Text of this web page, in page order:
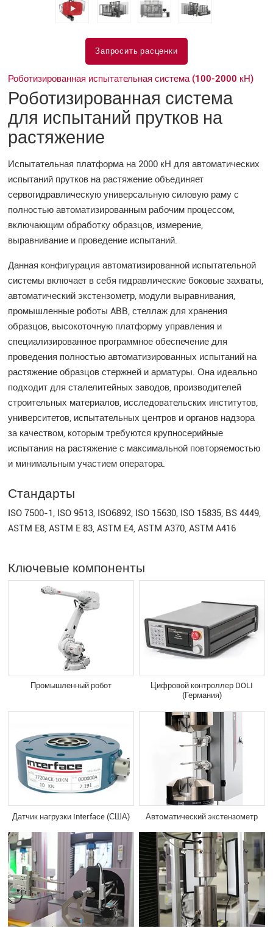
Запросить расценки
Роботизированная испытательная система (100-2000 кН)
Роботизированная система
для испытаний прутков на
растяжение
Испытательная платформа на 2000 кН для автоматических
испытаний прутков на растяжение объединяет
сервогидравлическую универсальную силовую раму с
полностью автоматизированным рабочим процессом,
включающим обработку образцов, измерение,
выравнивание и проведение испытаний.
Данная конфигурация автоматизированной испытательной
системы включает в себя гидравлические боковые захваты,
автоматический экстензометр, модули выравнивания,
промышленные роботы ABB, стеллаж для хранения
образцов, высокоточную платформу управления и
специализированное программное обеспечение для
проведения полностью автоматизированных испытаний на
растяжение образцов стержней и арматуры. Она идеально
подходит для сталелитейных заводов, производителей
строительных материалов, исследовательских институтов,
университетов, испытательных центров и органов надзора
за качеством, которым требуются крупносерийные
испытания на растяжение с максимальной повторяемостью
и минимальным участием оператора.
Стандарты
ISO 7500-1, ISO 9513, ISO6892, ISO 15630, ISO 15835, BS 4449,
ASTM E8, ASTM E 83, ASTM E4, ASTM A370, ASTM A416
Ключевые компоненты
Промышленный робот
Цифровой контроллер DOLI
(Германия)
Датчик нагрузки Interface (США) Автоматический экстензометр